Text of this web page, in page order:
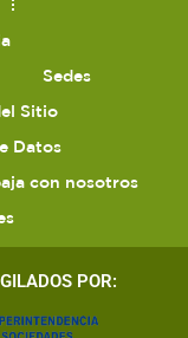
Sedes
Sitio
Datos
con nosotros
POR: